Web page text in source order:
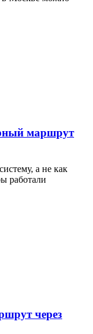
маршрут
а не как
работали
через